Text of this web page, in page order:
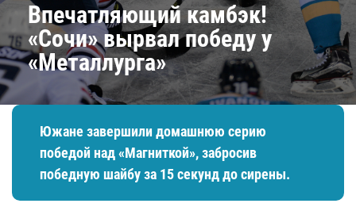
Впечатляющий камбэк!
«Сочи» вырвал победу у
«Металлурга»
Южане завершили домашнюю серию
победой над «Магниткой», забросив
победную шайбу за 15 секунд до сирены.